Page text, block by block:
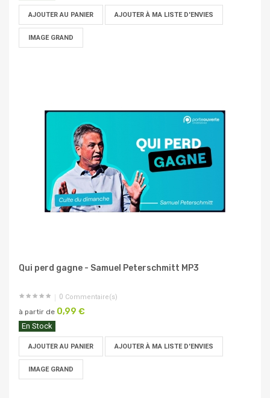
AJOUTER AU PANIER AJOUTER À MA LISTE D'ENVIES
IMAGE GRAND
Qui perd gagne - Samuel Peterschmitt MP3
0 Commentaire(s)
à partir de 0,99 €
En Stock
AJOUTER AU PANIER AJOUTER À MA LISTE D'ENVIES
IMAGE GRAND